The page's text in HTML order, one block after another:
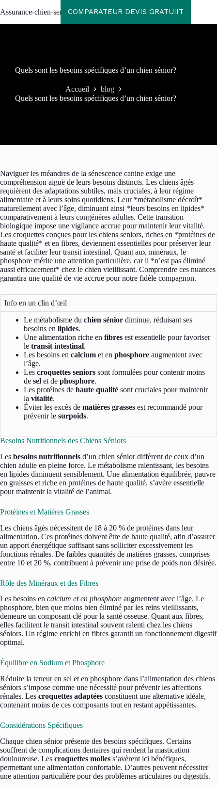
au
Assurance-chien-seniorCOMPARATEUR DEVIS GRATUIIT
Quels sont les besoins spécifiques d’un chien sénior?
Accueil
blog
Quels sont les besoins spécifiques d’un chien sénior?
Naviguer les méandres de la sénescence canine exige une
compréhension aiguë de leurs besoins distincts. Les chiens âgés
requièrent des adaptations subtiles, mais cruciales, à leur régime
alimentaire et à leurs soins quotidiens. Leur *métabolisme décroît*
naturellement avec l’âge, diminuant ainsi *leurs besoins en lipides*
comparativement à leurs congénères adultes. Cette transition
biologique impose une vigilance accrue pour maintenir leur vitalité.
Les croquettes conçues pour les chiens seniors, riches en *protéines de
haute qualité* et en fibres, deviennent essentielles pour préserver leur
santé et faciliter leur transit intestinal. Quant aux minéraux, le
phosphore mérite une attention particulière, car il *n’est pas éliminé
aussi efficacement* chez le chien vieillissant. Comprendre ces nuances
garantira une qualité de vie accrue pour notre fidèle compagnon.
Info en un clin d’œil
Le métabolisme du chien sénior diminue, réduisant ses
besoins en lipides.
Une alimentation riche en fibres est essentielle pour favoriser
le transit intestinal.
Les besoins en calcium et en phosphore augmentent avec
l’âge.
Les croquettes seniors sont formulées pour contenir moins
de sel et de phosphore.
Les protéines de haute qualité sont cruciales pour maintenir
la vitalité.
Éviter les excès de matières grasses est recommandé pour
prévenir le surpoids.
Besoins Nutritionnels des Chiens Séniors
Les besoins nutritionnels d’un chien sénior diffèrent de ceux d’un
chien adulte en pleine force. Le métabolisme ralentissant, les besoins
en lipides diminuent sensiblement. Une alimentation équilibrée, pauvre
en graisses et riche en protéines de haute qualité, s’avère essentielle
pour maintenir la vitalité de l’animal.
Protéines et Matières Grasses
Les chiens âgés nécessitent de 18 à 20 % de protéines dans leur
alimentation. Ces protéines doivent être de haute qualité, afin d’assurer
un apport énergétique suffisant sans solliciter excessivement les
fonctions rénales. De faibles quantités de matières grasses, comprises
entre 10 et 20 %, contribuent à prévenir une prise de poids non désirée.
Rôle des Minéraux et des Fibres
Les besoins en calcium et en phosphore augmentent avec l’âge. Le
phosphore, bien que moins bien éliminé par les reins vieillissants,
demeure un composant clé pour la santé osseuse. Quant aux fibres,
elles facilitent le transit intestinal souvent ralenti chez les chiens
séniors. Un régime enrichi en fibres garantit un fonctionnement digestif
optimal.
Équilibre en Sodium et Phosphore
Réduire la teneur en sel et en phosphore dans l’alimentation des chiens
séniors s’impose comme une nécessité pour prévenir les affections
rénales. Les croquettes adaptées constituent une alternative idéale,
contenant moins de ces composants tout en restant appétissantes.
Considérations Spécifiques
Chaque chien sénior présente des besoins spécifiques. Certains
souffrent de complications dentaires qui rendent la mastication
douloureuse. Les croquettes molles s’avèrent ici bénéfiques,
permettant une alimentation confortable. D’autres peuvent nécessiter
une attention particulière pour des problèmes articulaires ou digestifs.